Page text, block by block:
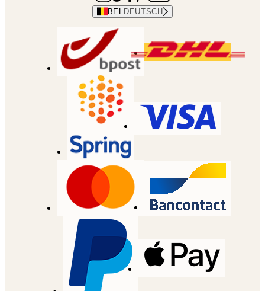
BEL DEUTSCH